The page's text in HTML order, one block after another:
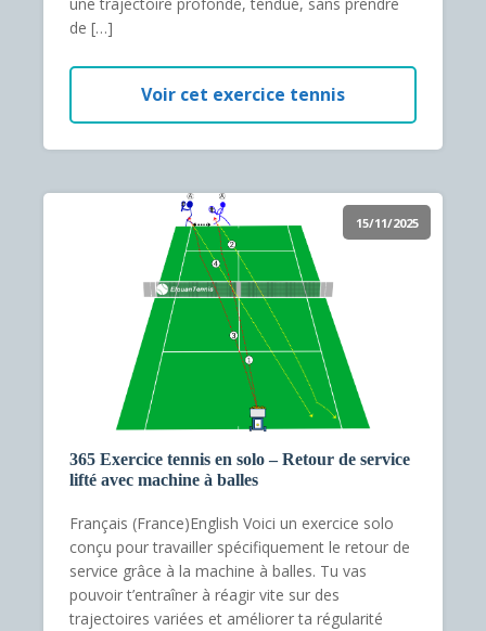
de […]
Voir cet exercice tennis
15/11/2025
365 Exercice tennis en solo – Retour de service
lifté avec machine à balles
Français (France)English Voici un exercice solo
conçu pour travailler spécifiquement le retour de
service grâce à la machine à balles. Tu vas
pouvoir t’entraîner à réagir vite sur des
trajectoires variées et améliorer ta régularité